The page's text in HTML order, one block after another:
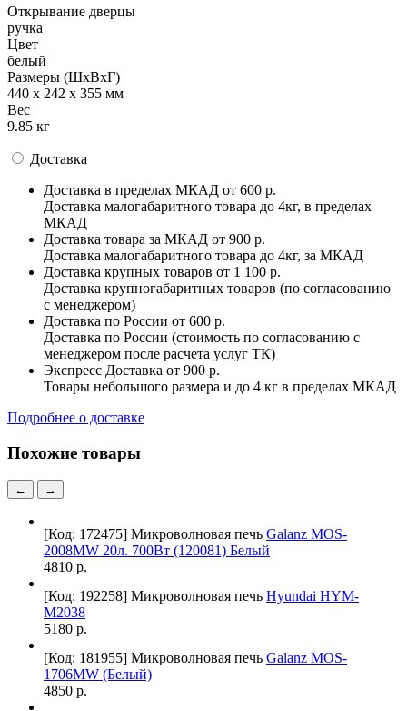
Открывание дверцы
ручка
Цвет
белый
Размеры (ШхВхГ)
440 x 242 x 355 мм
Вес
9.85 кг
Доставка
Доставка в пределах МКАД от 600 р.
Доставка малогабаритного товара до 4кг, в пределах
МКАД
Доставка товара за МКАД от 900 р.
Доставка малогабаритного товара до 4кг, за МКАД
Доставка крупных товаров от 1 100 р.
Доставка крупногабаритных товаров (по согласованию
с менеджером)
Доставка по России от 600 р.
Доставка по России (стоимость по согласованию с
менеджером после расчета услуг ТК)
Экспресс Доставка от 900 р.
Товары небольшого размера и до 4 кг в пределах МКАД
Подробнее о доставке
Похожие товары
← →
[Код: 172475] Микроволновая печь Galanz MOS-
2008MW 20л. 700Вт (120081) Белый
4810 р.
[Код: 192258] Микроволновая печь Hyundai HYM-
M2038
5180 р.
[Код: 181955] Микроволновая печь Galanz MOS-
1706MW (Белый)
4850 р.